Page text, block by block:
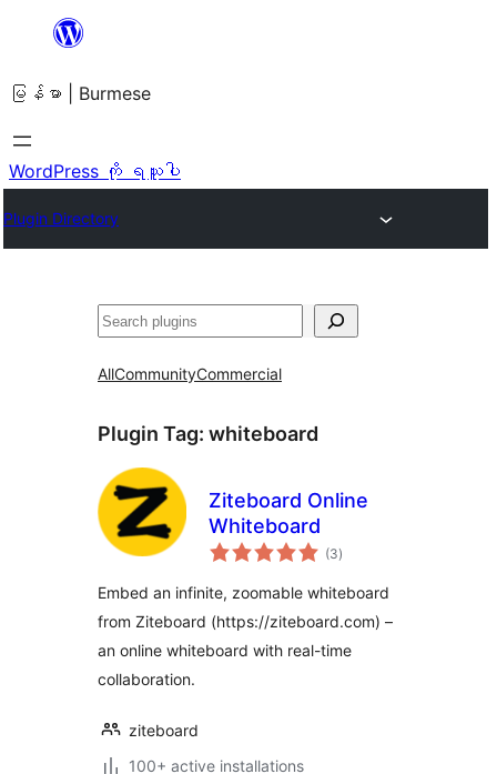
အကြောင်းအရာ
ကျော်သွား
ရန်
မြန်မာ | Burmese
WordPress ကို ရယူပါ
Plugin Directory
ရှာ
AllCommunityCommercial
Plugin Tag: whiteboard
Ziteboard Online
Whiteboard
(3total
ratings
)
Embed an infinite, zoomable whiteboard
from Ziteboard (https://ziteboard.com) –
an online whiteboard with real-time
collaboration.
ziteboard
100+ active installations